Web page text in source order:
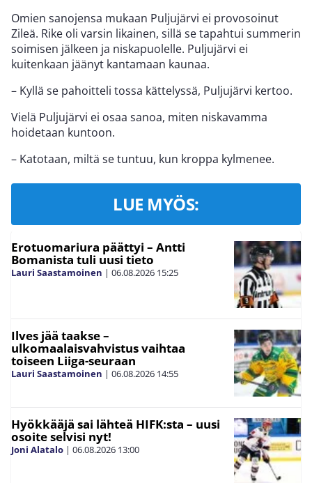
Omien sanojensa mukaan Puljujärvi ei provosoinut
Zileä. Rike oli varsin likainen, sillä se tapahtui summerin
soimisen jälkeen ja niskapuolelle. Puljujärvi ei
kuitenkaan jäänyt kantamaan kaunaa.
– Kyllä se pahoitteli tossa kättelyssä, Puljujärvi kertoo.
Vielä Puljujärvi ei osaa sanoa, miten niskavamma
hoidetaan kuntoon.
– Katotaan, miltä se tuntuu, kun kroppa kylmenee.
LUE MYÖS:
Erotuomariura päättyi – Antti
Bomanista tuli uusi tieto
Lauri Saastamoinen | 06.08.2026 15:25
Ilves jää taakse –
ulkomaalaisvahvistus vaihtaa
toiseen Liiga-seuraan
Lauri Saastamoinen | 06.08.2026 14:55
Hyökkääjä sai lähteä HIFK:sta – uusi
osoite selvisi nyt!
Joni Alatalo | 06.08.2026 13:00